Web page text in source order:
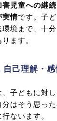
児童への継
実情です。子
環境まで、十
ます。
自己理解・
子どもに対
はそう思っ
ないます。